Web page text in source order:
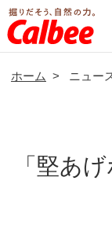
ホーム > ニュー
「堅あ